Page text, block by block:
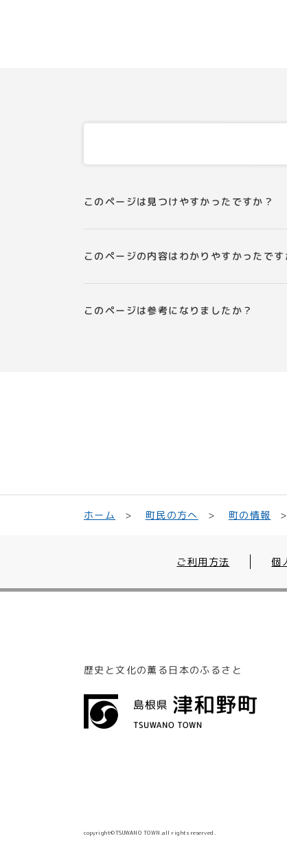
このページは見つけやすかったですか？
このページの内容はわかりやすかったです
このページは参考になりましたか？
ホーム 町民の方へ 町の情報
ご利用方法 個
歴史と文化の薫る日本のふるさと
copyright©TSUWANO TOWN.all rights reserved.